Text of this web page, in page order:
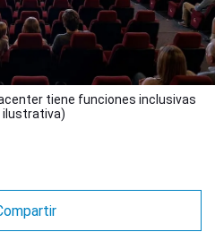
tiene funciones inclusivas
ilustrativa)